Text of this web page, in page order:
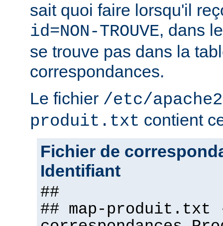
sait quoi faire lorsqu'il
id=NON-TROUVE, dans
se trouve pas dans la
correspondances.
Le fichier /etc/
produit.txt contient
Fichier de
Identifiant
##
## map-